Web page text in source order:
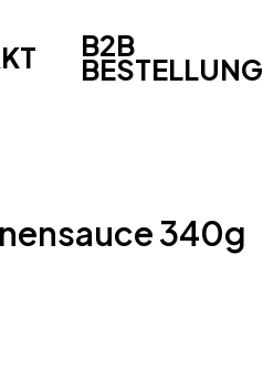
B2B
BESTELLUNG
340g